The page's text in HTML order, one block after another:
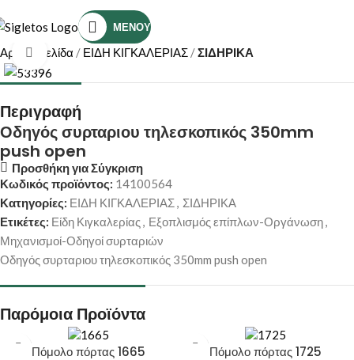
ΜΕΝΟΎ
Αρχική σελίδα ΕΙΔΗ ΚΙΓΚΑΛΕΡΙΑΣ ΣΙΔΗΡΙΚΑ
Κάντε κλικ για μεγέθυνση
Περιγραφή
Οδηγός συρταριου τηλεσκοπικός 350mm
push open
Προσθήκη για Σύγκριση
Κωδικός προϊόντος: 14100564
Κατηγορίες: ΕΙΔΗ ΚΙΓΚΑΛΕΡΙΑΣ, ΣΙΔΗΡΙΚΑ
Ετικέτες: Είδη Κιγκαλερίας, Εξοπλισμός επίπλων-Οργάνωση,
Μηχανισμοί-Οδηγοί συρταριών
Οδηγός συρταριου τηλεσκοπικός 350mm push open
Παρόμοια Προϊόντα
Πόμολο πόρτας 1665 Πόμολο πόρτας 1725